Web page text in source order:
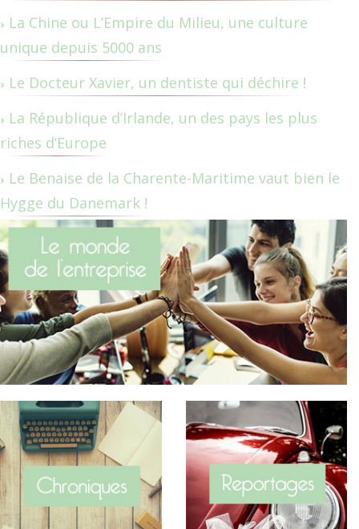
La Chine ou L’Empire du Milieu, une culture
unique depuis 5000 ans
Le Docteur Xavier, un dentiste qui déchire !
La République d’Irlande, un des pays les plus
riches d’Europe
Le Benaise de la Charente-Maritime vaut bien le
Hygge du Danemark !